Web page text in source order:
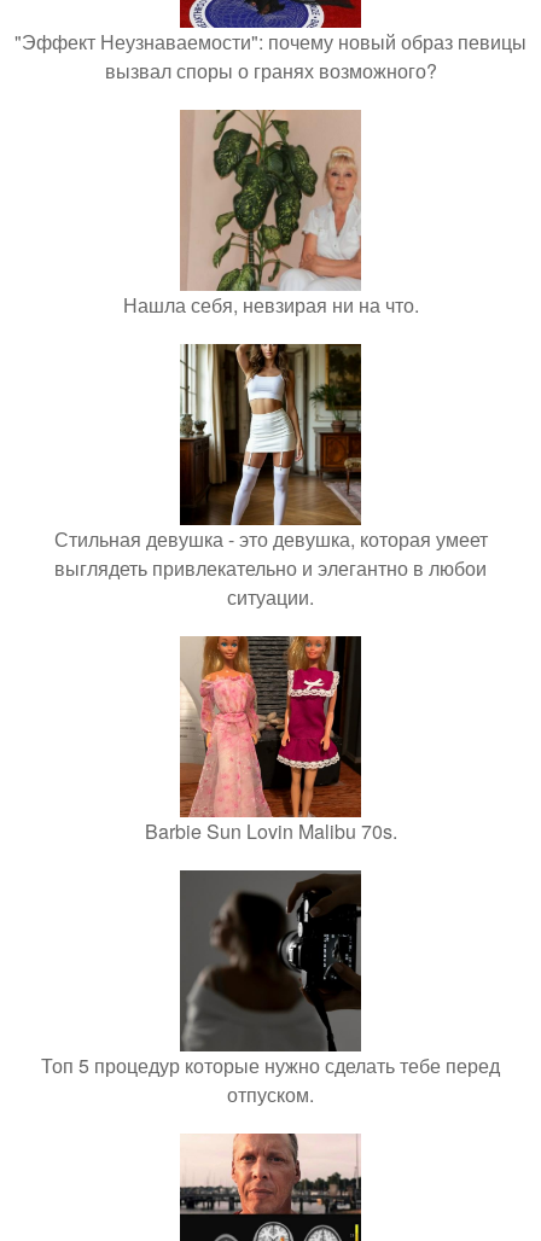
"Эффект Неузнаваемости": почему новый образ певицы
вызвал споры о гранях возможного?
Нашла себя, невзирая ни на что.
Стильная девушка - это девушка, которая умеет
выглядеть привлекательно и элегантно в любои
ситуации.
Barbie Sun Lovin Malibu 70s.
Топ 5 процедур которые нужно сделать тебе перед
отпуском.